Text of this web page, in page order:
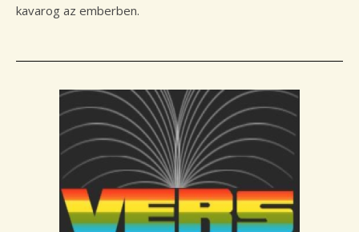
kavarog az emberben.